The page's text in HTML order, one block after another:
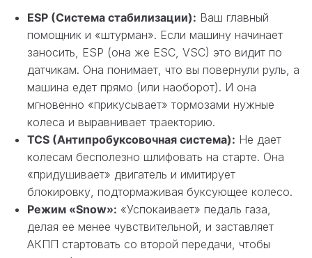
ESP (Система стабилизации): Ваш главный
помощник и «штурман». Если машину начинает
заносить, ESP (она же ESC, VSC) это видит по
датчикам. Она понимает, что вы повернули руль, а
машина едет прямо (или наоборот). И она
мгновенно «прикусывает» тормозами нужные
колеса и выравнивает траекторию.
TCS (Антипробуксовочная система): Не дает
колесам бесполезно шлифовать на старте. Она
«придушивает» двигатель и имитирует
блокировку, подтормаживая буксующее колесо.
Режим «Snow»: «Успокаивает» педаль газа,
делая ее менее чувствительной, и заставляет
АКПП стартовать со второй передачи, чтобы